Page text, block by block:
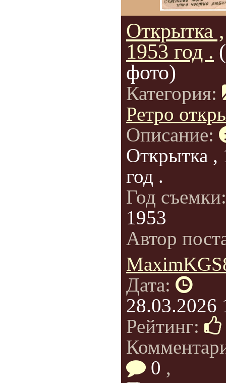
Открытка ,
1953 год .
фото)
Категория:
Ретро
Описание:
Открытка ,
год .
Год
1953
Автор
Дата:
28.03.2026
Рейтинг:
0 ,